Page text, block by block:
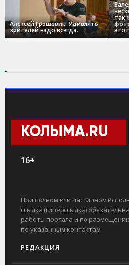
Алексей Грошевик: Удивлять
зрителей надо всегда.
так
КОЛЫМА.RU
16+
При полном или частичном
ссылка (гиперссылка)
работы портала и по
по указанным контактам
РЕДАКЦИЯ